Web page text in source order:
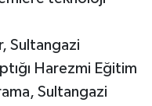
Sultangazi
Harezmi Eğitim
Sultangazi